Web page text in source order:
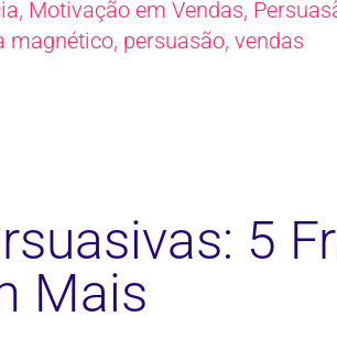
, Motivação em Vendas,
magnético, persuasão, vendas
5
Mais